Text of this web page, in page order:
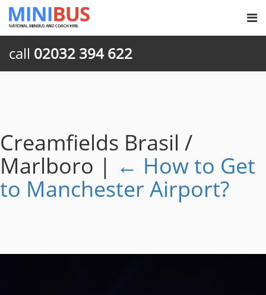
call 02032 394 622
Creamfields Brasil /
Marlboro | ← How to Get
to Manchester Airport?